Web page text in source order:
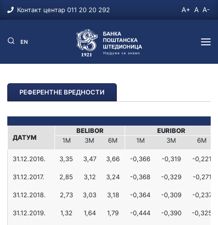
A+ A A-
Контакт центар 011 20 20 292
EN
ПЛАТНИ РАЧУНИ
Динарски рачуни
Девизни рачун
ПОГОДНОСТИ
Чекови
Дозвољено прекорачење
Пензија/Инвалиднина унапред
ПРИВРЕДА
ПЛАТНИ РАЧУНИ
Динарски рачун за резиденте
Девизни рачун за резиденте
Динарски и девизни рачуни за нерезиденте
ESCROW рачуни
Дозвољено прекорачење (overdraft)
ПОЉОПРИВРЕДА
ПЛАТНИ РАЧУНИ
ПЛАТНЕ КАРТИЦЕ
DinaCard Post Card дебитна
ФИНАНСИЈСКА ТРЖИШТА
ХАРТИЈЕ ОД ВРЕДНОСТИ
Хартије од вредности
БРОКЕРСКИ ПОСЛОВИ
РЕФЕРЕНТНЕ ВРЕДНОСТИ
ДАТУМ
BELIBOR
EURIBOR
1M
3M 6M 1M 3M 6M
31.12.2016. 3,35 3,47 3,66 -0,366 -0,319 -0,221
31.12.2017. 2,85 3,12 3,24 -0,368 -0,329 -0,271
31.12.2018. 2,73 3,03 3,18 -0,364 -0,309 -0,237
31.12.2019. 1,32 1,64 1,79 -0,444 -0,390 -0,325